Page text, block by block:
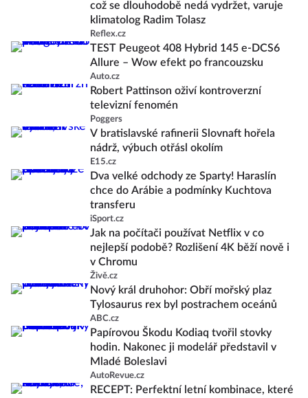
což se dlouhodobě nedá vydržet, varuje
klimatolog Radim Tolasz
Reflex.cz
TEST Peugeot 408 Hybrid 145 e-DCS6
Allure – Wow efekt po francouzsku
Auto.cz
Robert Pattinson oživí kontroverzní
televizní fenomén
Poggers
V bratislavské rafinerii Slovnaft hořela
nádrž, výbuch otřásl okolím
E15.cz
Dva velké odchody ze Sparty! Haraslín
chce do Arábie a podmínky Kuchtova
transferu
iSport.cz
Jak na počítači používat Netflix v co
nejlepší podobě? Rozlišení 4K běží nově i
v Chromu
Živě.cz
Nový král druhohor: Obří mořský plaz
Tylosaurus rex byl postrachem oceánů
ABC.cz
Papírovou Škodu Kodiaq tvořil stovky
hodin. Nakonec ji modelář představil v
Mladé Boleslavi
AutoRevue.cz
RECEPT: Perfektní letní kombinace, které